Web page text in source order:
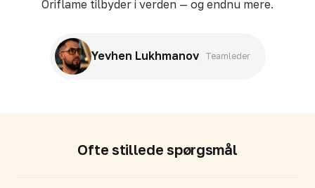
Oriflame tilbyder i verden — og endnu mere.
Yevhen Lukhmanov Teamleder
Ofte stillede spørgsmål